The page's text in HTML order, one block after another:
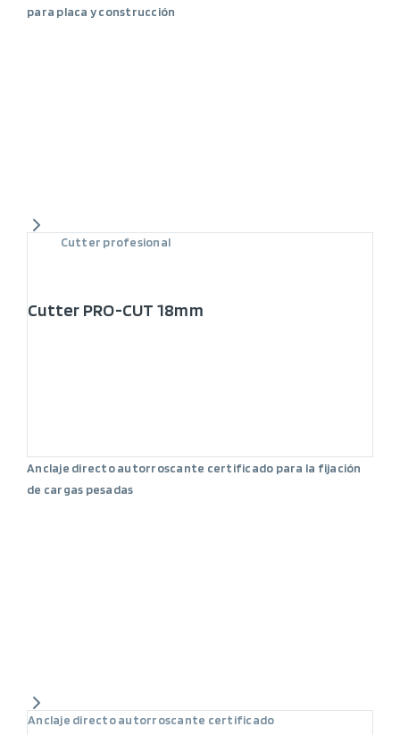
para placa y construcción
Cutter profesional
Cutter PRO-CUT 18mm
Anclaje directo autorroscante certificado para la fijación
de cargas pesadas
Anclaje directo autorroscante certificado